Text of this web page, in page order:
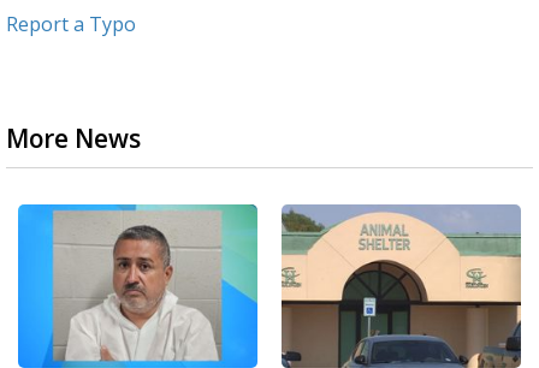
Report a Typo
More News